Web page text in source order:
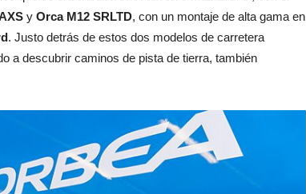
y Orca M12 SRLTD, con un montaje de alta gama en
. Justo detrás de estos dos modelos de carretera
a descubrir caminos de pista de tierra, también